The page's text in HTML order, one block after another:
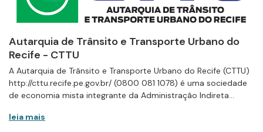
Autarquia de Trânsito e Transporte Urbano do
Recife - CTTU
A Autarquia de Trânsito e Transporte Urbano do Recife (CTTU)
http://cttu.recife.pe.gov.br/ (0800 081 1078) é uma sociedade
de economia mista integrante da Administração Indireta...
leia mais